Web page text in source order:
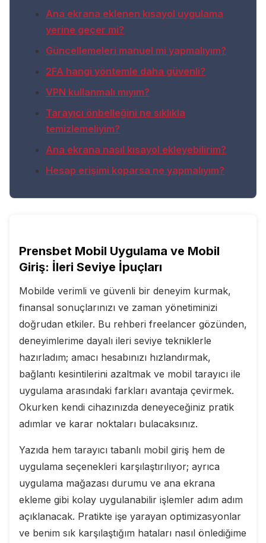
Ana ekrana eklenen kısayol uygulama
yerine geçer mi?
Güncellemeleri manuel mi yapmalıyım?
2FA hangi yöntemle daha güvenli?
VPN kullanmalı mıyım?
Tarayıcı önbelleğini ne sıklıkla
temizlemeliyim?
Ana ekrana nasıl kısayol ekleyebilirim?
Hesap erişimi koparsa ne yapmalıyım?
Prensbet Mobil Uygulama ve Mobil
Giriş: İleri Seviye İpuçları
Mobilde verimli ve güvenli bir deneyim kurmak,
finansal sonuçlarınızı ve zaman yönetiminizi
doğrudan etkiler. Bu rehberi freelancer gözünden,
deneyimlerime dayalı ileri seviye tekniklerle
hazırladım; amacı hesabınızı hızlandırmak,
bağlantı kesintilerini azaltmak ve mobil tarayıcı ile
uygulama arasındaki farkları avantaja çevirmek.
Okurken kendi cihazınızda deneyeceğiniz pratik
adımlar ve karar noktaları bulacaksınız.
Yazıda hem tarayıcı tabanlı mobil giriş hem de
uygulama seçenekleri karşılaştırılıyor; ayrıca
uygulama mağazası durumu ve ana ekrana
ekleme gibi kolay uygulanabilir işlemler adım adım
açıklanacak. Pratikte işe yarayan optimizasyonlar
ve benim sık karşılaştığım hataları nasıl önlediğime